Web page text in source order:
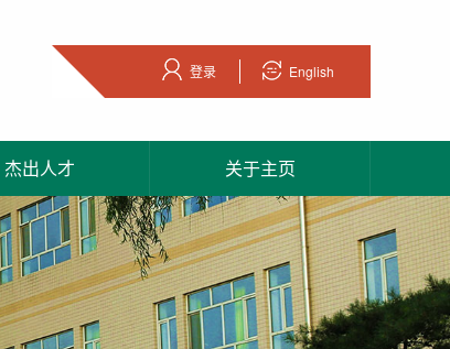
登录 English
杰出人才 关于主页